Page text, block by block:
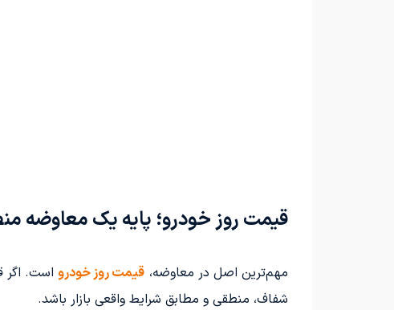
قیمت روز خودرو؛ پایه یک معاوضه
مهم‌ترین اصل در معاوضه، قیمت روز خودرو است. اگر
شفاف، منطقی و مطابق شرایط واقعی بازار باشد.